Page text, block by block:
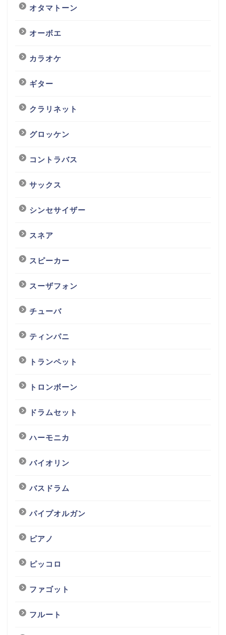
オタマトーン
オーボエ
カラオケ
ギター
クラリネット
グロッケン
コントラバス
サックス
シンセサイザー
スネア
スピーカー
スーザフォン
チューバ
ティンパニ
トランペット
トロンボーン
ドラムセット
ハーモニカ
バイオリン
バスドラム
パイプオルガン
ピアノ
ピッコロ
ファゴット
フルート